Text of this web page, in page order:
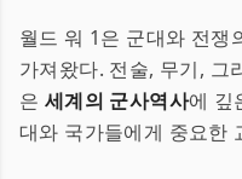
월드 워 1은 군대와 전쟁
가져왔다. 전술, 무기, 그
은 세계의 군사역사에 깊
대와 국가들에게 중요